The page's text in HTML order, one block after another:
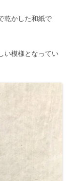
乾かした和紙で
い模様となってい